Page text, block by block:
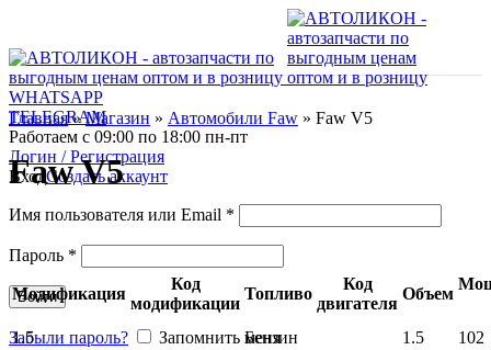
WHATSAPP
TELEGRAM
Работаем с 09:00 по 18:00 пн-пт
Логин / Регистрация
ВходСоздать аккаунт
Имя пользователя или Email *
Пароль *
Войти
Забыли пароль?
Запомнить меня
Faw V5
Главная»Магазин » Автомобили Faw » Faw V5
Модификация
Код
модификации
Топливо
Код
двигателя
Объем
1.5 Бензин 1.5 102